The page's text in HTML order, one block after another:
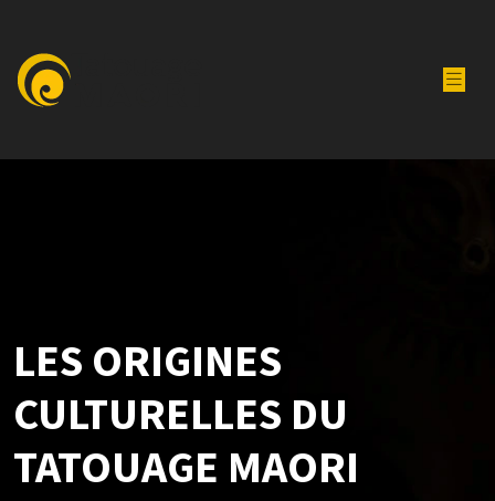
LES ORIGINES
CULTURELLES DU
TATOUAGE MAORI